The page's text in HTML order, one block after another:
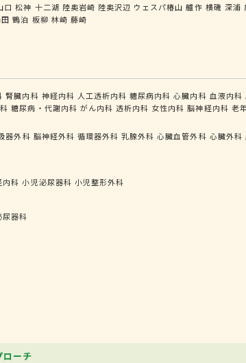
口 松神 十二湖 陸奥岩崎 陸奥沢辺 ウェスパ椿山 艫作 横磯 深浦
鶴泊 板柳 林崎 藤崎
腎臓内科 神経内科 人工透析内科 糖尿病内科 心臓内科 血液内科
糖尿病・代謝内科 がん内科 透析内科 女性内科 脳神経内科 老
器外科 脳神経外科 循環器外科 乳腺外科 心臓血管外科 心臓外科
内科 小児泌尿器科 小児整形外科
尿器科
ローチ